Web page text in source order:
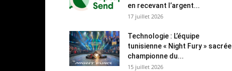
en recevant l’argent...
17 juillet 2026
Technologie : L’équipe
tunisienne « Night Fury » sacrée
championne du...
15 juillet 2026